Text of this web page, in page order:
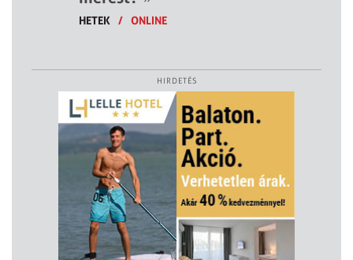
HETEK / ONLINE
HIRDETÉS